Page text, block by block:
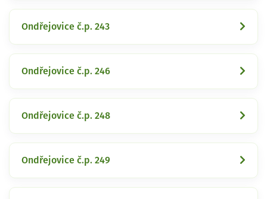
Ondřejovice č.p. 243
Ondřejovice č.p. 246
Ondřejovice č.p. 248
Ondřejovice č.p. 249